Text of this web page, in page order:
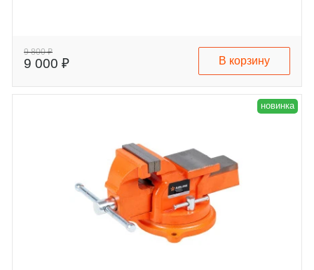
9 800 ₽
9 000 ₽ В корзину
новинка